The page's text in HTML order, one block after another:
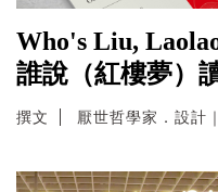
Who's Liu,
誰說（紅樓夢）
撰文 厭世哲學家．設計